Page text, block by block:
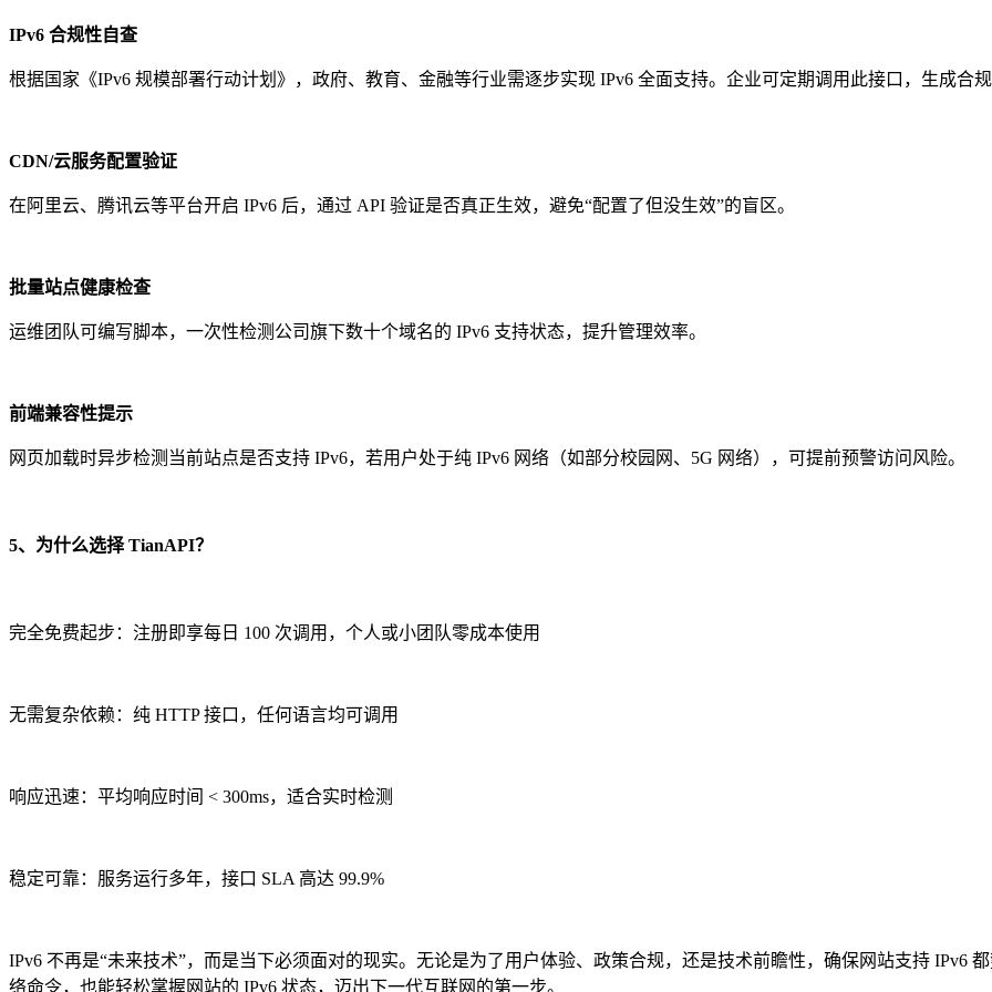
IPv6 合规性自查
根据国家《IPv6 规模部署行动计划》，政府、教育、金融等行业需逐步实现 IPv6 全面支持。企业可定期调用此接口，生成合
CDN/云服务配置验证
在阿里云、腾讯云等平台开启 IPv6 后，通过 API 验证是否真正生效，避免“配置了但没生效”的盲区。
批量站点健康检查
运维团队可编写脚本，一次性检测公司旗下数十个域名的 IPv6 支持状态，提升管理效率。
前端兼容性提示
网页加载时异步检测当前站点是否支持 IPv6，若用户处于纯 IPv6 网络（如部分校园网、5G 网络），可提前预警访问风险。
5、为什么选择 TianAPI？
完全免费起步：注册即享每日 100 次调用，个人或小团队零成本使用
无需复杂依赖：纯 HTTP 接口，任何语言均可调用
响应迅速：平均响应时间 < 300ms，适合实时检测
稳定可靠：服务运行多年，接口 SLA 高达 99.9%
IPv6 不再是“未来技术”，而是当下必须面对的现实。无论是为了用户体验、政策合规，还是技术前瞻性，确保网站支持 IPv6
络命令，也能轻松掌握网站的 IPv6 状态，迈出下一代互联网的第一步。